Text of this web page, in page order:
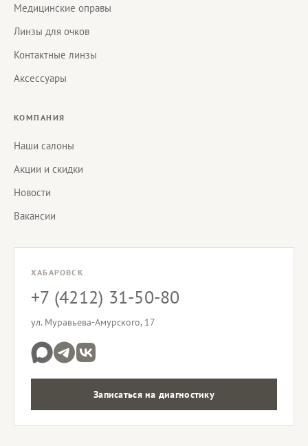
Медицинские оправы
Линзы для очков
Контактные линзы
Аксессуары
КОМПАНИЯ
Наши салоны
Акции и скидки
Новости
Вакансии
ХАБАРОВСК
+7 (4212) 31-50-80
ул. Муравьева-Амурского, 17
Записаться на диагностику